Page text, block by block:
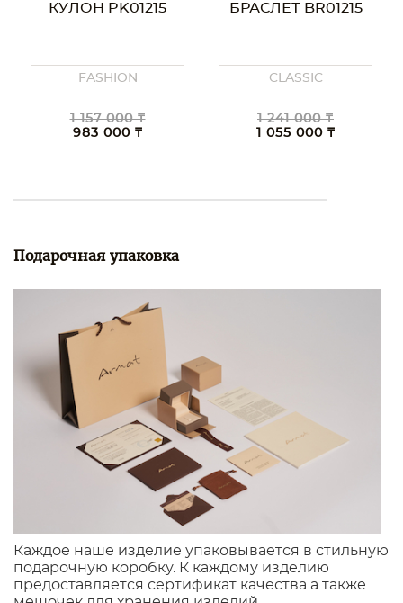
КУЛОН PK01215
FASHION
1 157 000 ₸
983 000 ₸
БРАСЛЕТ BR01215
CLASSIC
1 241 000 ₸
1 055 000 ₸
Подарочная упаковка
Каждое наше изделие упаковывается в стильную
подарочную коробку. К каждому изделию
предоставляется сертификат качества а также